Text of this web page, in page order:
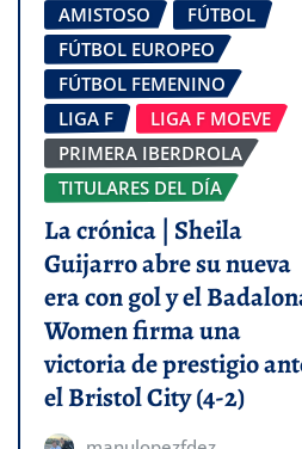
AMISTOSO
FÚTBOL
FÚTBOL EUROPEO
FÚTBOL FEMENINO
LIGA F
LIGA F MOEVE
PRIMERA IBERDROLA
TITULARES DEL DÍA
La crónica | Sheila
Guijarro abre su nueva
era con gol y el
Women firma una
victoria de prestigio
el Bristol City (4-2)